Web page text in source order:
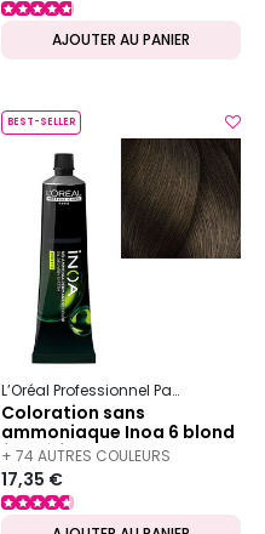
AJOUTER AU PANIER
BEST-SELLER
L’Oréal Professionnel Paris
Coloration sans
ammoniaque Inoa 6 blond
foncé fondamentale
+ 74 AUTRES COULEURS
DISPONIBLES
17,35 €